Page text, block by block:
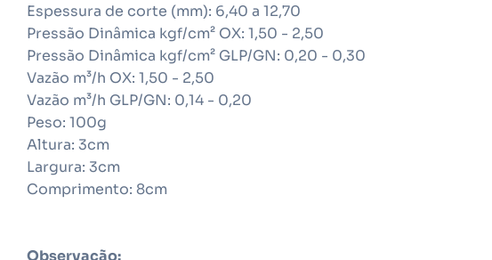
Espessura de corte (mm): 6,40 a 12,70
Pressão Dinâmica kgf/cm² OX: 1,50 - 2,50
Pressão Dinâmica kgf/cm² GLP/GN: 0,20 - 0,30
Vazão m³/h OX: 1,50 - 2,50
Vazão m³/h GLP/GN: 0,14 - 0,20
Peso: 100g
Altura: 3cm
Largura: 3cm
Comprimento: 8cm
Observação: